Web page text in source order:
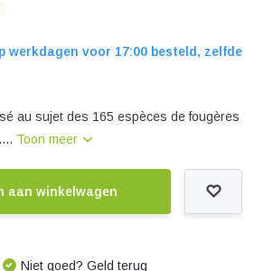
werkdagen voor 17:00 besteld, zelfde
au sujet des 165 espèces de fougères
Toon meer
aan winkelwagen
Niet goed? Geld terug